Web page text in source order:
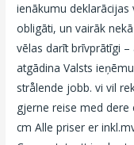
ienākumu
obligāti, un vairāk
vēlas darīt brīvprātīgi
atgādina Valsts
strålende jobb. vi vil
gjerne reise med dere
cm Alle priser er